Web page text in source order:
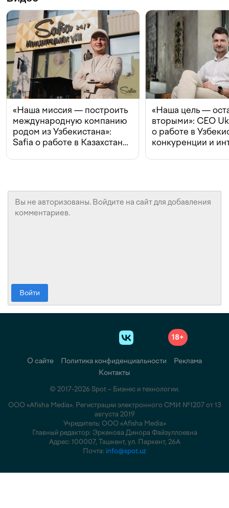
«Наша миссия — построить
международную компанию
родом из Узбекистана»:
Safia о работе в Казахстане,
«Наша цель —
вторыми»: CEO
о работе в
конкуренции и
Войти
18+
О сайте Политика конфиденциальности
Реклама
Контакты
© 2017-2026 Spot – Бизнес и технологии.
ООО «Afisha Media». Регистрации электронного СМИ №1207 от 13
августа 2019
Учредитель: ООО «Afisha Media»
Главный редактор: Эркенова Динора Файзуллоевна
Адрес: 100007, Ташкент, ул. Паркент, 26А
Почта: info@spot.uz